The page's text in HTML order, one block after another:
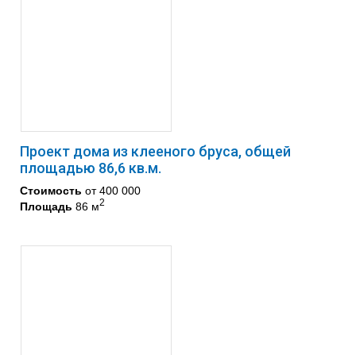
Проект дома из клееного бруса, общей
площадью 86,6 кв.м.
Стоимость от 400 000
Площадь 86 м2